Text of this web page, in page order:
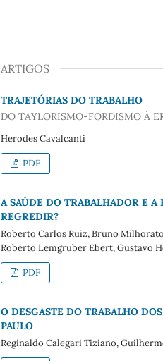
ARTIGOS
TRAJETÓRIAS DO TRABALHO
DO TAYLORISMO-FORDISMO À
Herodes Cavalcanti
PDF
A SAÚDE DO TRABALHADOR E
REGREDIR?
Roberto Carlos Ruiz, Bruno
Roberto Lemgruber Ebert, Gustavo
PDF
O DESGASTE DO TRABALHO
PAULO
Reginaldo Calegari Tiziano,